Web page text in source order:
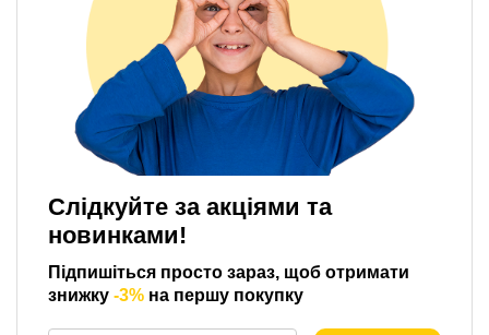
Слідкуйте за акціями та
новинками!
Підпишіться просто зараз, щоб отримати
знижку -3% на першу покупку